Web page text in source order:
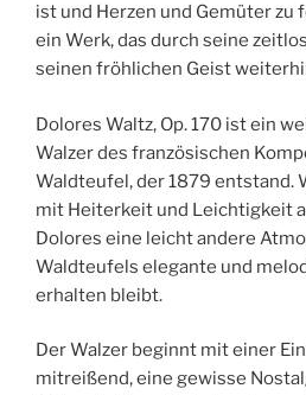
ist und Herzen und Gemüter zu
ein Werk, das durch seine
seinen fröhlichen Geist
Dolores Waltz, Op. 170 ist ein
Walzer des französischen
Waldteufel, der 1879 entstand.
mit Heiterkeit und Leichtigkeit
Dolores eine leicht andere
Waldteufels elegante und
erhalten bleibt.
Der Walzer beginnt mit einer
mitreißend, eine gewisse